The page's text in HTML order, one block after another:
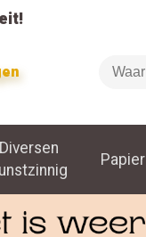
Diversen
Papier